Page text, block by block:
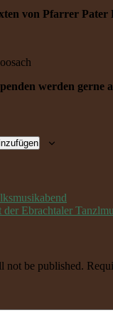
von Pfarrer Pater
werden gerne
Ebrachtaler
not be published.